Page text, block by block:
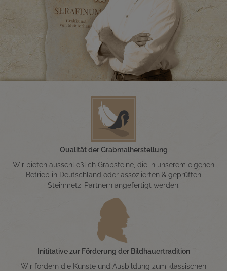
Qualität der Grabmalherstellung
Wir bieten ausschließlich Grabsteine, die in unserem eigenen
Betrieb in Deutschland oder assoziierten & geprüften
Steinmetz-Partnern angefertigt werden.
Inititative zur Förderung der Bildhauertradition
Wir fördern die Künste und Ausbildung zum klassischen